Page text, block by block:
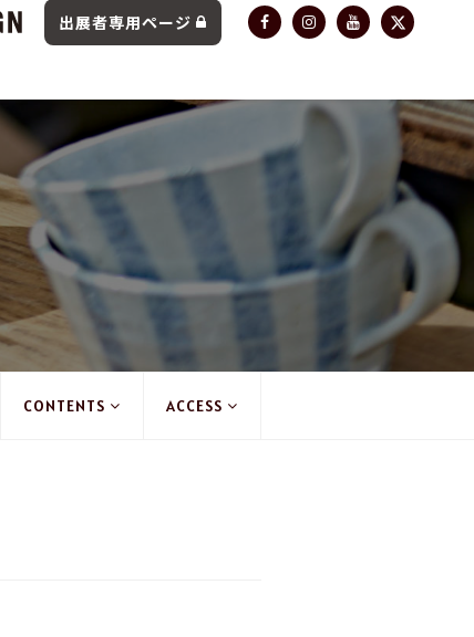
出展者専用ページ
CONTENTS ACCESS